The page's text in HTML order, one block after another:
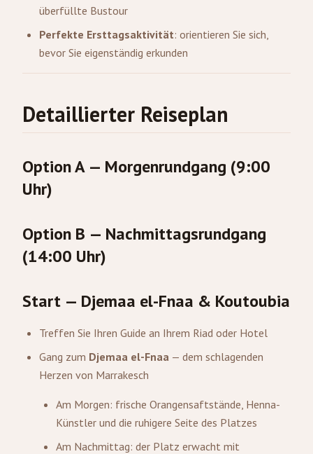
überfüllte Bustour
Perfekte Ersttagsaktivität: orientieren Sie sich,
bevor Sie eigenständig erkunden
Detaillierter Reiseplan
Option A — Morgenrundgang (9:00
Uhr)
Option B — Nachmittagsrundgang
(14:00 Uhr)
Start — Djemaa el-Fnaa & Koutoubia
Treffen Sie Ihren Guide an Ihrem Riad oder Hotel
Gang zum Djemaa el-Fnaa — dem schlagenden
Herzen von Marrakesch
Am Morgen: frische Orangensaftstände, Henna-
Künstler und die ruhigere Seite des Platzes
Am Nachmittag: der Platz erwacht mit